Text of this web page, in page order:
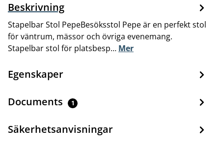
Beskrivning
Stapelbar Stol PepeBesöksstol Pepe är en perfekt stol
för väntrum, mässor och övriga evenemang.
Stapelbar stol för platsbesp… Mer
Egenskaper
Documents 1
Säkerhetsanvisningar